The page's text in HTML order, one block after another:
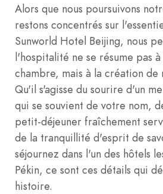
Alors que nous poursuivons
restons concentrés sur
Sunworld Hotel Beijing, nous
l'hospitalité ne se résume pas
chambre, mais à la création de
Qu'il s'agisse du sourire d'un
qui se souvient de votre nom,
petit-déjeuner fraîchement
de la tranquillité d'esprit de
séjournez dans l'un des hôtels
Pékin, ce sont ces détails qui
histoire.